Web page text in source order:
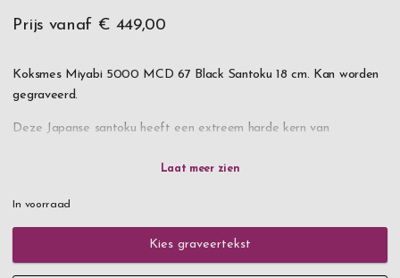
Prijs vanaf € 449,00
Koksmes Miyabi 5000 MCD 67 Black Santoku 18 cm. Kan worden
gegraveerd.
Deze Japanse santoku heeft een extreem harde kern van
dat ook lang blijft. De santoku is de vaakst verkochte Japanse
kunt het mes voor vlees, vis en groente gebruiken.
Door de platte snijrand is de santoku ideaal om te hakken in plaats
van de schommelbeweging die met Europese koksmessen wordt
In voorraad
Kies graveertekst